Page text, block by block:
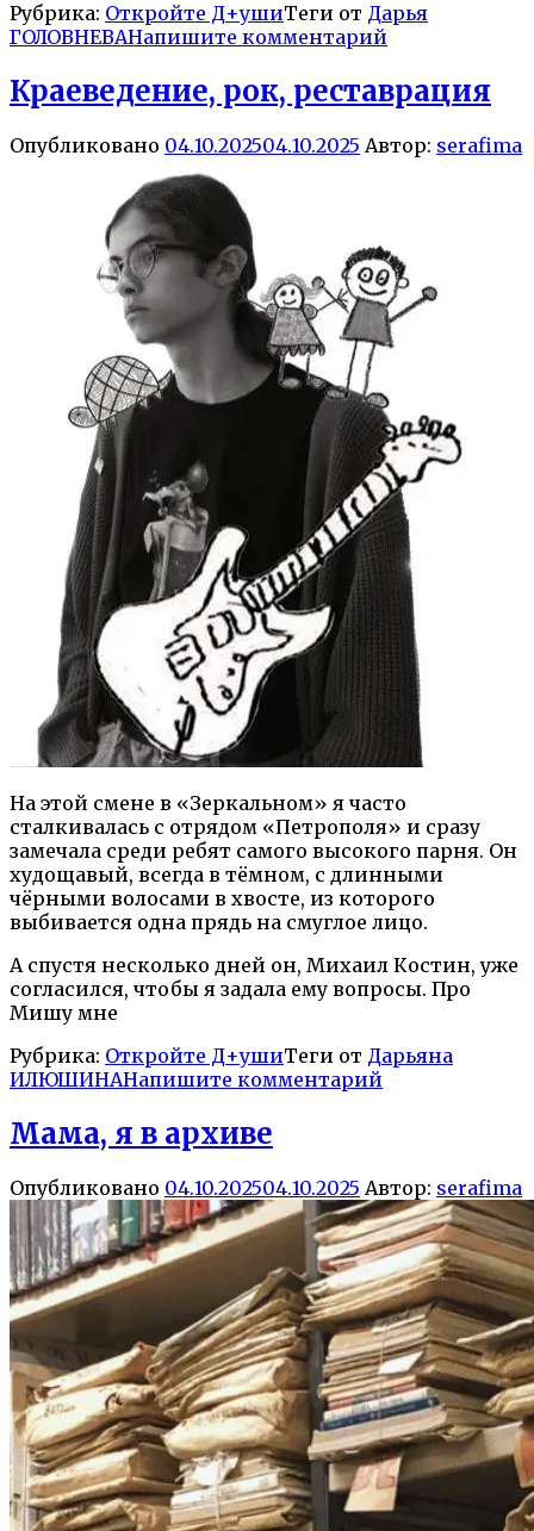
Рубрика: Откройте Д+ушиТеги от Дарья
ГОЛОВНЕВАНапишите комментарий
Краеведение, рок, реставрация
Опубликовано 04.10.202504.10.2025 Автор: serafima
На этой смене в «Зеркальном» я часто
сталкивалась с отрядом «Петрополя» и сразу
замечала среди ребят самого высокого парня. Он
худощавый, всегда в тёмном, с длинными
чёрными волосами в хвосте, из которого
выбивается одна прядь на смуглое лицо.
А спустя несколько дней он, Михаил Костин, уже
согласился, чтобы я задала ему вопросы. Про
Мишу мне
Рубрика: Откройте Д+ушиТеги от Дарьяна
ИЛЮШИНАНапишите комментарий
Мама, я в архиве
Опубликовано 04.10.202504.10.2025 Автор: serafima